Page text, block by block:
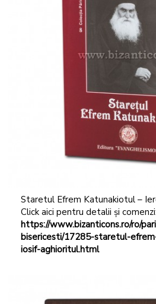
Staretul Efrem Katunakiotul –
Click aici pentru detalii și comenzi:
https://www.bizanticons.ro/ro/
bisericesti/17285-staretul-
iosif-aghioritul.html